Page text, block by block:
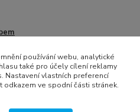
používání webu, analytické
také pro účely cílení reklamy
Nastavení vlastních preferencí
odkazem ve spodní části stránek.